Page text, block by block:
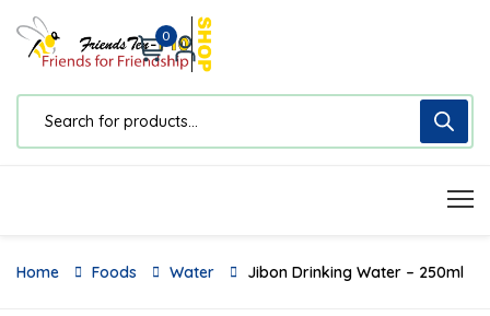
0
Home Foods Water Jibon Drinking Water – 250ml